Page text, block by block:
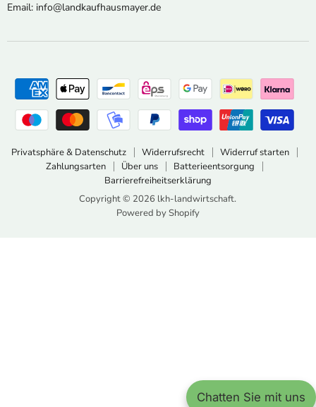
Chatten Sie mit uns
Email: info@landkaufhausmayer.de
Privatsphäre & Datenschutz Widerrufsrecht
Widerruf starten
Zahlungsarten
Über uns
Batterieentsorgung
Barrierefreiheitserklärung
Copyright © 2026 lkh-landwirtschaft.
Powered by Shopify